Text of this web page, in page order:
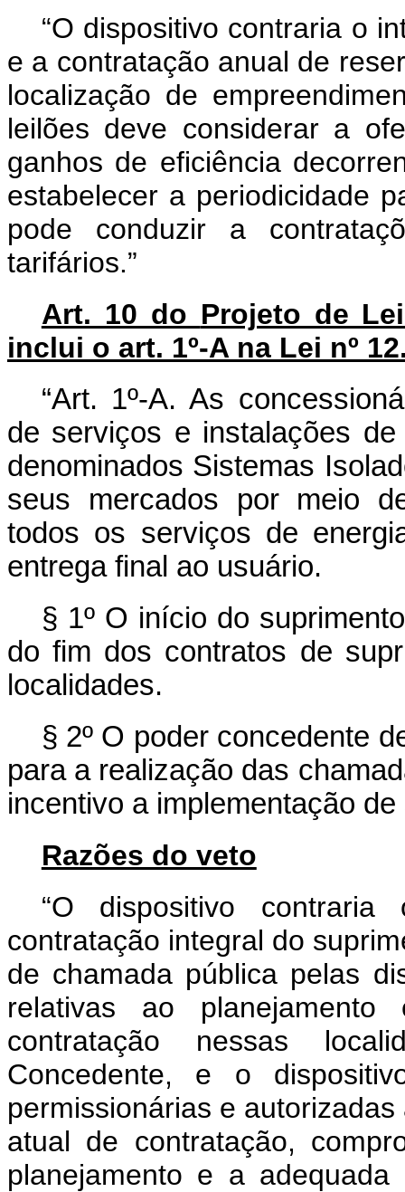
“O dispositivo contraria o
e a contratação anual de
localização de
leilões deve considerar a
ganhos de eficiência
estabelecer a periodicidade
pode conduzir a
tarifários.”
Art. 10 do Projeto de
inclui o art. 1º-A na Lei nº
“Art. 1º-A. As
de serviços e instalações
denominados Sistemas
seus mercados por meio
todos os serviços de
entrega final ao usuário.
§ 1º O início do
do fim dos contratos de
localidades.
§ 2º O poder concedente
para a realização das
incentivo a implementação
Razões do veto
“O dispositivo
contratação integral do
de chamada pública pelas
relativas ao
contratação nessas
Concedente, e o
permissionárias e
atual de contratação,
planejamento e a